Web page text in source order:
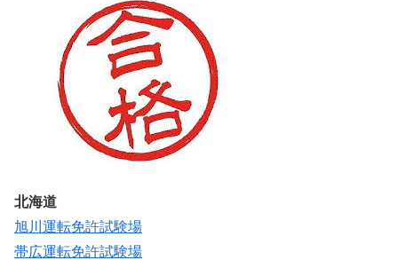
北海道
旭川運転免許試験場
帯広運転免許試験場